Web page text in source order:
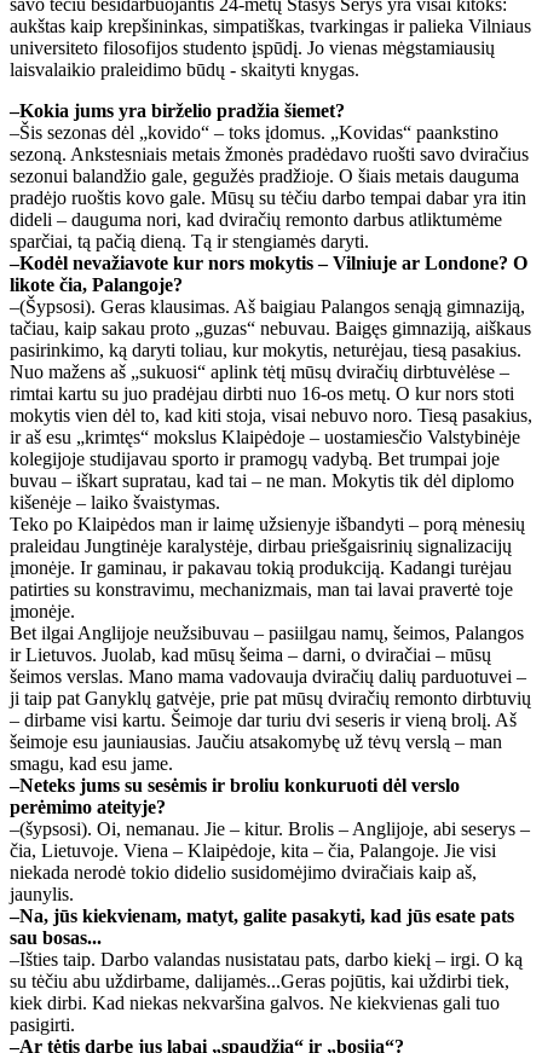
aukštas kaip krepšininkas, simpatiškas, tvarkingas ir palieka Vilniaus
universiteto filosofijos studento įspūdį. Jo vienas mėgstamiausių
laisvalaikio praleidimo būdų - skaityti knygas.
–Kokia jums yra birželio pradžia šiemet?
–Šis sezonas dėl „kovido“ – toks įdomus. „Kovidas“ paankstino
sezoną. Ankstesniais metais žmonės pradėdavo ruošti savo dviračius
sezonui balandžio gale, gegužės pradžioje. O šiais metais dauguma
pradėjo ruoštis kovo gale. Mūsų su tėčiu darbo tempai dabar yra itin
dideli – dauguma nori, kad dviračių remonto darbus atliktumėme
sparčiai, tą pačią dieną. Tą ir stengiamės daryti.
–Kodėl nevažiavote kur nors mokytis – Vilniuje ar Londone? O
likote čia, Palangoje?
–(Šypsosi). Geras klausimas. Aš baigiau Palangos senąją gimnaziją,
tačiau, kaip sakau proto „guzas“ nebuvau. Baigęs gimnaziją, aiškaus
pasirinkimo, ką daryti toliau, kur mokytis, neturėjau, tiesą pasakius.
Nuo mažens aš „sukuosi“ aplink tėtį mūsų dviračių dirbtuvėlėse –
rimtai kartu su juo pradėjau dirbti nuo 16-os metų. O kur nors stoti
mokytis vien dėl to, kad kiti stoja, visai nebuvo noro. Tiesą pasakius,
ir aš esu „krimtęs“ mokslus Klaipėdoje – uostamiesčio Valstybinėje
kolegijoje studijavau sporto ir pramogų vadybą. Bet trumpai joje
buvau – iškart supratau, kad tai – ne man. Mokytis tik dėl diplomo
kišenėje – laiko švaistymas.
Teko po Klaipėdos man ir laimę užsienyje išbandyti – porą mėnesių
praleidau Jungtinėje karalystėje, dirbau priešgaisrinių signalizacijų
įmonėje. Ir gaminau, ir pakavau tokią produkciją. Kadangi turėjau
patirties su konstravimu, mechanizmais, man tai lavai pravertė toje
įmonėje.
Bet ilgai Anglijoje neužsibuvau – pasiilgau namų, šeimos, Palangos
ir Lietuvos. Juolab, kad mūsų šeima – darni, o dviračiai – mūsų
šeimos verslas. Mano mama vadovauja dviračių dalių parduotuvei –
ji taip pat Ganyklų gatvėje, prie pat mūsų dviračių remonto dirbtuvių
– dirbame visi kartu. Šeimoje dar turiu dvi seseris ir vieną brolį. Aš
šeimoje esu jauniausias. Jaučiu atsakomybę už tėvų verslą – man
smagu, kad esu jame.
–Neteks jums su sesėmis ir broliu konkuruoti dėl verslo
perėmimo ateityje?
–(šypsosi). Oi, nemanau. Jie – kitur. Brolis – Anglijoje, abi seserys –
čia, Lietuvoje. Viena – Klaipėdoje, kita – čia, Palangoje. Jie visi
niekada nerodė tokio didelio susidomėjimo dviračiais kaip aš,
jaunylis.
–Na, jūs kiekvienam, matyt, galite pasakyti, kad jūs esate pats
sau bosas...
–Išties taip. Darbo valandas nusistatau pats, darbo kiekį – irgi. O ką
su tėčiu abu uždirbame, dalijamės...Geras pojūtis, kai uždirbi tiek,
kiek dirbi. Kad niekas nekvaršina galvos. Ne kiekvienas gali tuo
pasigirti.
–Ar tėtis darbe jus labai „spaudžia“ ir „bosija“?